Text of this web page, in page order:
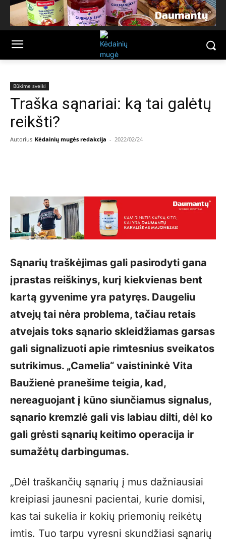
Būkime sveiki
Traška sąnariai: ką tai galėtų
reikšti?
Autorius Kėdainių mugės redakcija - 2022/02/24
Sąnarių traškėjimas gali pasirodyti gana
įprastas reiškinys, kurį kiekvienas bent
kartą gyvenime yra patyręs. Daugeliu
atvejų tai nėra problema, tačiau retais
atvejais toks sąnario skleidžiamas garsas
gali signalizuoti apie rimtesnius sveikatos
sutrikimus. „Camelia“ vaistininkė Vita
Baužienė pranešime teigia, kad,
nereaguojant į kūno siunčiamus signalus,
sąnario kremzlė gali vis labiau dilti, dėl ko
gali grėsti sąnarių keitimo operacija ir
sumažėtų darbingumas.
„Dėl traškančių sąnarių į mus dažniausiai
kreipiasi jaunesni pacientai, kurie domisi,
kas tai sukelia ir kokių priemonių reikėtų
imtis. Tuo tarpu vyresni skundžiasi sąnarių